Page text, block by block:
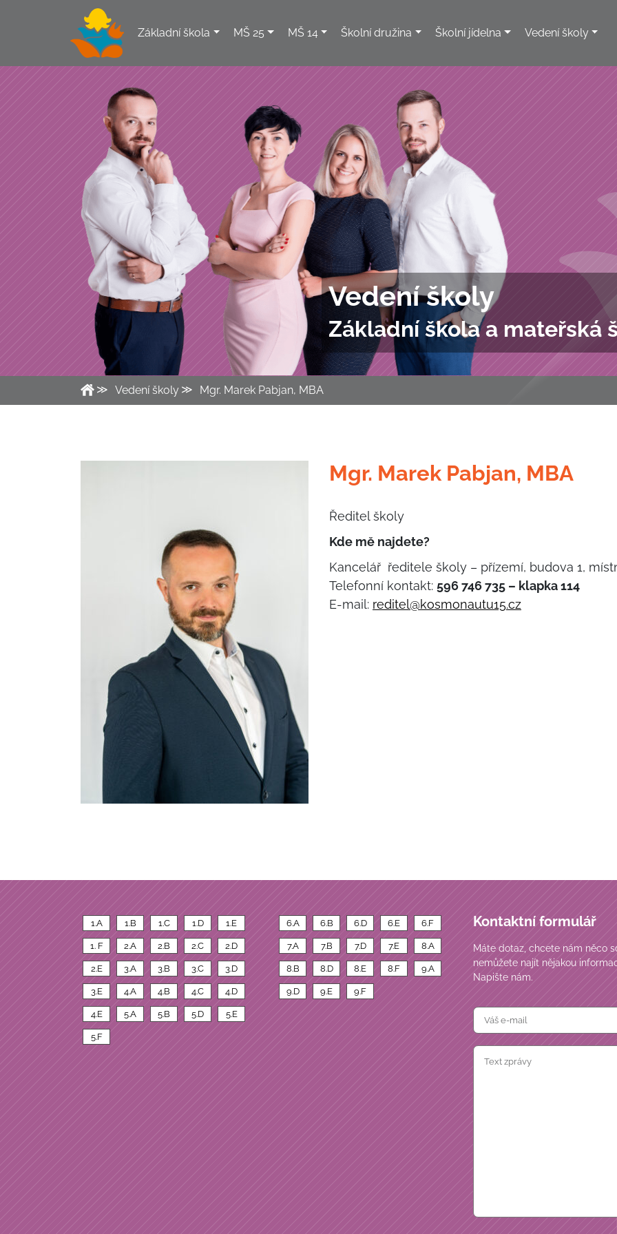
Základní škola MŠ 25 MŠ 14 Školní družina Školní jídelna Vedení školy
Vedení školy
Základní škola a mateřská
Vedení školy Mgr. Marek Pabjan, MBA
Mgr. Marek Pabjan, MBA
Ředitel školy
Kde mě najdete?
Kancelář ředitele školy – přízemí, budova 1,
Telefonní kontakt: 596 746 735 – klapka 114
E-mail: reditel@kosmonautu15.cz
1.A 1.B 1.C 1.D 1.E
1. F 2.A 2.B 2.C 2.D
2.E 3.A 3.B 3.C 3.D
3.E 4.A 4.B 4.C 4.D
4.E 5.A 5.B 5.D 5.E
5.F
6.A 6.B 6.D 6.E 6.F
7.A 7.B 7.D 7.E 8.A
8.B 8.D 8.E 8.F 9.A
9.D 9.E 9.F
Kontaktní formulář
Máte dotaz, chcete nám něco
nemůžete najít nějakou
Napište nám.